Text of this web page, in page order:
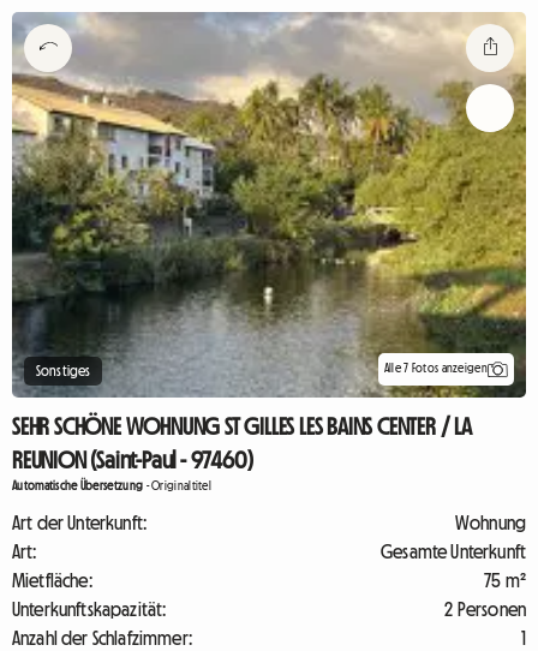
Sonstiges Alle 7 Fotos anzeigen
SEHR SCHÖNE WOHNUNG ST GILLES LES BAINS CENTER / LA
REUNION (Saint-Paul - 97460)
Automatische Übersetzung -Originaltitel
Art der Unterkunft:
Wohnung
Art:
Gesamte Unterkunft
Mietfläche:
75 m²
Unterkunftskapazität:
2 Personen
Anzahl der Schlafzimmer:
1